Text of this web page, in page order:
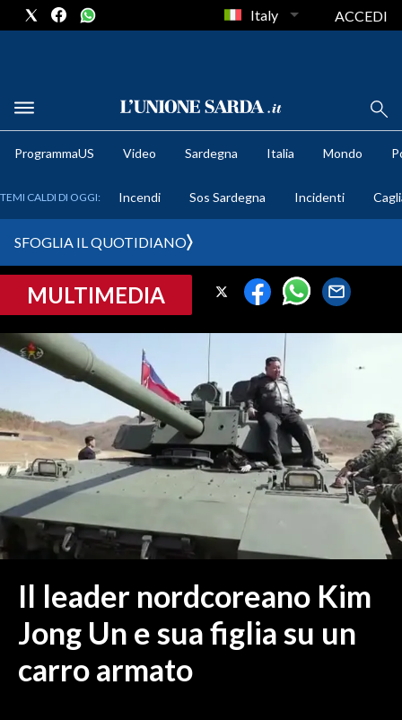
METEO
CRONACA SARDEGNA
PROVINCIA DI CAGLIARI
SULCIS IGLESIENTE
MEDIO CAMPIDANO
ORISTANO E PROVINCIA
SASSARI E PROVINCIA
GALLURA
NUORO E PROVINCIA
OGLIASTRA
ITALIA
MONDO
Italy ACCEDI
ProgrammaUS Video Sardegna Italia Mondo
TEMI CALDI DI OGGI: Incendi Sos Sardegna Incidenti
SFOGLIA IL QUOTIDIANO
MULTIMEDIA
Il leader nordcoreano Kim
Jong Un e sua figlia su un
carro armato